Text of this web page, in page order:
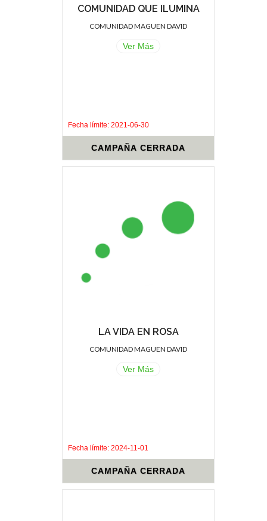
COMUNIDAD QUE ILUMINA
COMUNIDAD MAGUEN DAVID
Ver Más
Fecha límite: 2021-06-30
CAMPAÑA CERRADA
LA VIDA EN ROSA
COMUNIDAD MAGUEN DAVID
Ver Más
Fecha límite: 2024-11-01
CAMPAÑA CERRADA